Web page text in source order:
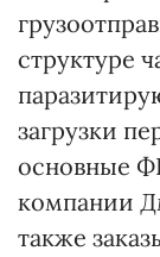
структуре
загрузки
основные
компании
также